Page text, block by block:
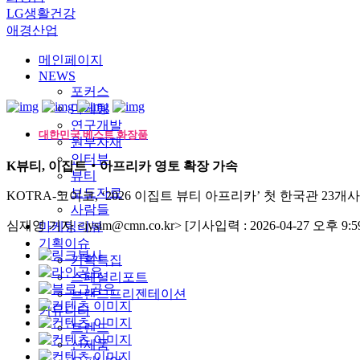
LG생활건강
애경산업
메인페이지
NEWS
포커스
마케팅
연구개발
원부자재
인터뷰
뷰티
보도자료
사람들
마케팅리뷰
기획이슈
기획특집
스페셜리포트
브랜드프리젠테이션
커뮤니티
트렌드
신제품
대한민국 베스트 화장품
K뷰티, 이집트‧아프리카 영토 확장 가속
KOTRA-코이코, ‘2026 이집트 뷰티 아프리카’ 첫 한국관 23개
심재영 기자 <jysim@cmn.co.kr> [기사입력 : 2026-04-27 오후